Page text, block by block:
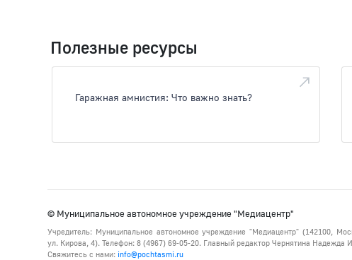
Полезные ресурсы
Гаражная амнистия: Что важно знать?
© Муниципальное автономное учреждение "Медиацентр"
Учредитель: Муниципальное автономное учреждение "Медиацентр" (142100,
ул. Кирова, 4). Телефон: 8 (4967) 69-05-20. Главный редактор Чернятина Надежда
Свяжитесь с нами: info@pochtasmi.ru